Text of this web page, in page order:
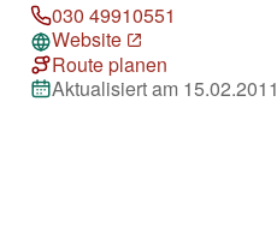
030 49910551
Website
Route planen
Aktualisiert am 15.02.2011